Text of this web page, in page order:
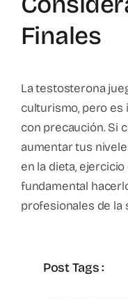
Finales
La testosterona
culturismo, pero es
con precaución. Si
aumentar tus
en la dieta,
fundamental
profesionales de la
Post Tags :